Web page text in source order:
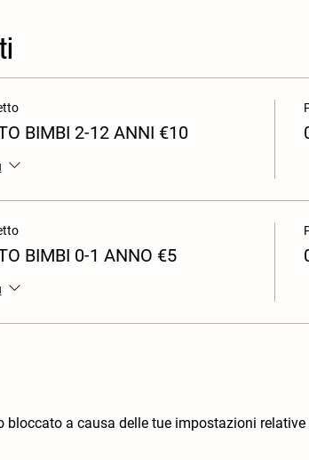
BIMBI 2-12 ANNI €10
BIMBI 0-1 ANNO €5
bloccato a causa delle tue impostazioni